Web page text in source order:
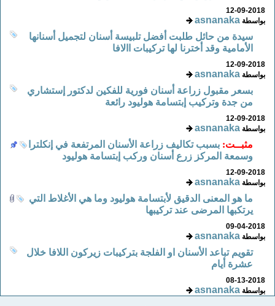
12-09-2018
بواسطةasnanaka
سيدة من حائل طلبت أفضل تلبيسة أسنان لتجميل أسنانها
الأمامية وقد أخترنا لها تركيبات االافا
12-09-2018
بواسطةasnanaka
بسعر مقبول زراعة أسنان فورية للفكين لدكتور إستشاري
من جدة وتركيب إبتسامة هوليود رائعة
12-09-2018
بواسطةasnanaka
مثبــت: بسبب تكاليف زراعة الأسنان المرتفعة في إنكلترا
وسمعة المركز زرع أسنان وركب إبتسامة هوليود
12-09-2018
بواسطةasnanaka
ما هو المعنى الدقيق لأبتسامة هوليود وما هي الأغلاط التي
يرتكبها المرضى عند تركيبها
09-04-2018
بواسطةasnanaka
تقويم تباعد الأسنان او الفلجة بتركيبات زيركون اللافا خلال
عشرة أيام
08-13-2018
بواسطةasnanaka